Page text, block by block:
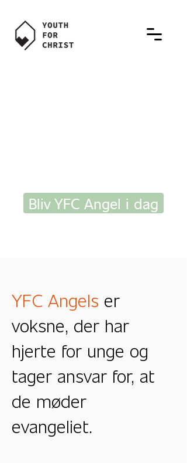
Bliv YFC Angel i dag
YFC Angels er
voksne, der har
hjerte for unge og
tager ansvar for, at
de møder
evangeliet.